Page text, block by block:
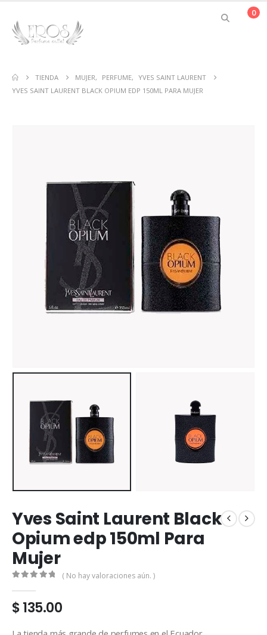
0
TIENDA MUJER, PERFUME,
YVES SAINT LAURENT
YVES SAINT LAURENT BLACK OPIUM EDP 150ML PARA MUJER
Yves Saint Laurent Black
Opium edp 150ml Para
Mujer
( No hay valoraciones aún. )
$135.00